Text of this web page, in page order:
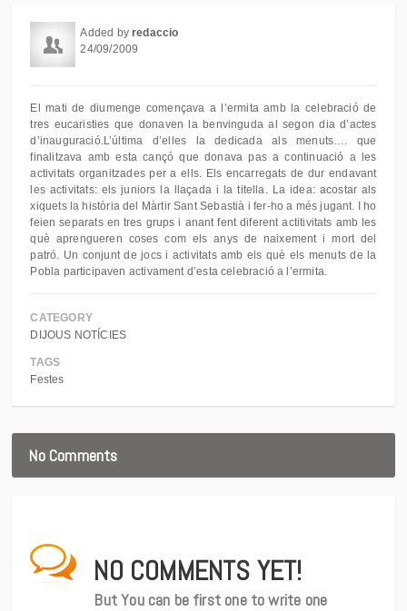
Added byredaccio
24/09/2009
El mati de diumenge començava a l’ermita amb la celebració de
tres eucaristies que donaven la benvinguda al segon dia d’actes
d’inauguració.L’última d’elles la dedicada als menuts…. que
finalitzava amb esta cançó que donava pas a continuació a les
activitats organitzades per a ells. Els encarregats de dur endavant
les activitats: els juniors la llaçada i la titella. La idea: acostar als
xiquets la història del Màrtir Sant Sebastià i fer-ho a més jugant. I ho
feien separats en tres grups i anant fent diferent actitivitats amb les
què aprengueren coses com els anys de naixement i mort del
patró. Un conjunt de jocs i activitats amb els què els menuts de la
Pobla participaven activament d’esta celebració a l’ermita.
CATEGORY
DIJOUS NOTÍCIES
TAGS
Festes
No Comments
NO COMMENTS YET!
But You can be first one to write one